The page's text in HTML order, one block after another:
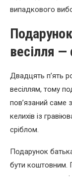
випадкового
весілля —
Двадцять п’ять
весіллям, тому
пов’язаний
келихів із
сріблом.
Подарунок
бути коштовним.